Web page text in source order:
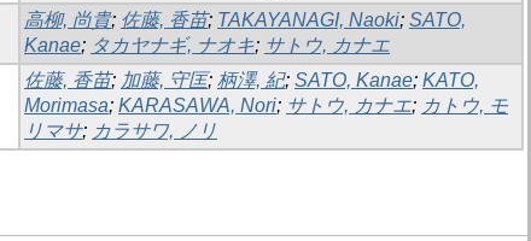
高柳, 尚貴; 佐藤, 香苗; TAKAYANAGI, Naoki; SATO,
Kanae; タカヤナギ, ナオキ; サトウ, カナエ
佐藤, 香苗; 加藤, 守匡; 柄澤, 紀; SATO, Kanae; KATO,
Morimasa; KARASAWA, Nori; サトウ, カナエ; カトウ, モ
リマサ; カラサワ, ノリ